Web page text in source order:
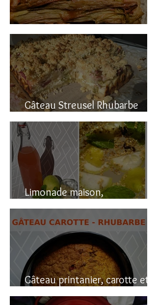
Gâteau renversé à la rhubarbe
Gâteau Streusel Rhubarbe
Pomme, facile et hyper bon!
Limonade maison,
naturellement pétillante!!!
Gâteau printanier, carotte et
rhubarbe